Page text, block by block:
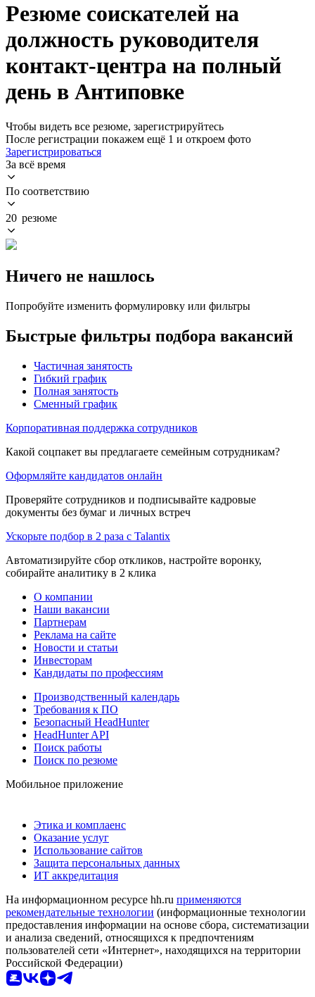
Резюме соискателей на
должность руководителя
контакт-центра на полный
день в Антиповке
Чтобы видеть все резюме, зарегистрируйтесь
После регистрации покажем ещё 1 и откроем фото
Зарегистрироваться
За всё время
По соответствию
20 резюме
Ничего не нашлось
Попробуйте изменить формулировку или фильтры
Быстрые фильтры подбора вакансий
Частичная занятость
Гибкий график
Полная занятость
Сменный график
Корпоративная поддержка сотрудников
Какой соцпакет вы предлагаете семейным сотрудникам?
Оформляйте кандидатов онлайн
Проверяйте сотрудников и подписывайте кадровые
документы без бумаг и личных встреч
Ускорьте подбор в 2 раза с Talantix
Автоматизируйте сбор откликов, настройте воронку,
собирайте аналитику в 2 клика
О компании
Наши вакансии
Партнерам
Реклама на сайте
Новости и статьи
Инвесторам
Кандидаты по профессиям
Производственный календарь
Требования к ПО
Безопасный HeadHunter
HeadHunter API
Поиск работы
Поиск по резюме
Мобильное приложение
Этика и комплаенс
Оказание услуг
Использование сайтов
Защита персональных данных
ИТ аккредитация
На информационном ресурсе hh.ru применяются
рекомендательные технологии (информационные технологии
предоставления информации на основе сбора, систематизации
и анализа сведений, относящихся к предпочтениям
пользователей сети «Интернет», находящихся на территории
Российской Федерации)